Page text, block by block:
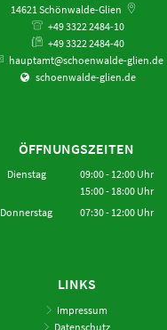
14621 Schönwalde-Glien
+49 3322 2484-10
+49 3322 2484-40
hauptamt@schoenwalde-glien.de
schoenwalde-glien.de
ÖFFNUNGSZEITEN
Dienstag 09:00- 12:00Uhr
Von 09:00
15:00- 18:00Uhr
Von 15:00
Donnerstag 07:30- 12:00Uhr
LINKS
Impressum
Datenschutz